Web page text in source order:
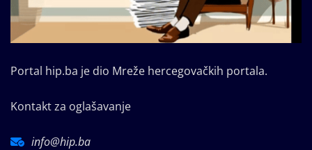
Portal hip.ba je dio Mreže hercegovačkih portala.
Kontakt za oglašavanje
info@hip.ba